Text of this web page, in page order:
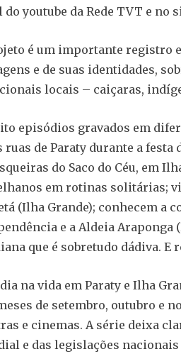
do youtube da Rede TVT e no
é um importante registro
e de suas identidades,
locais – caiçaras,
episódios gravados em
ruas de Paraty durante a festa
do Saco do Céu, em
em rotinas solitárias;
(Ilha Grande); conhecem a
e a Aldeia Araponga
que é sobretudo dádiva. E
na vida em Paraty e Ilha
de setembro, outubro e
e cinemas. A série deixa
e das legislações